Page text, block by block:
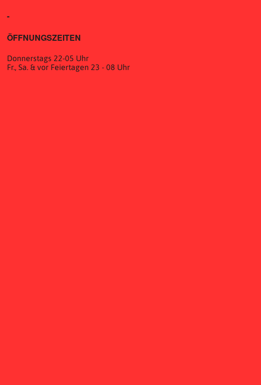
-
ÖFFNUNGSZEITEN
Donnerstags 22-05 Uhr
Fr., Sa. & vor Feiertagen 23 - 08 Uhr